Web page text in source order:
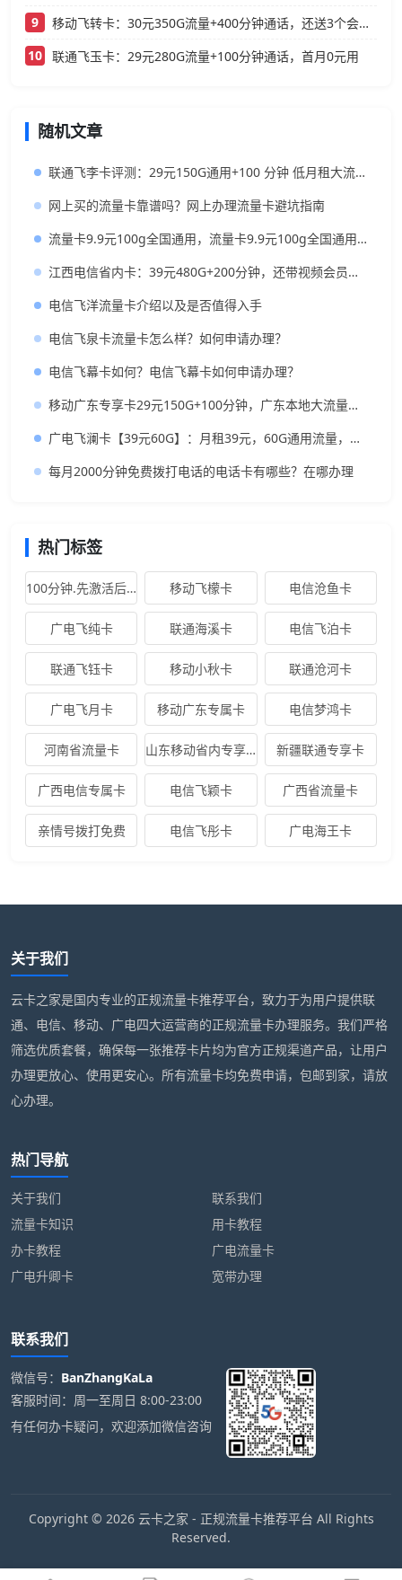
9
移动飞转卡：30元350G流量+400分钟通话，还送3个会员的低月租神卡
10 联通飞玉卡：29元280G流量+100分钟通话，首月0元用
随机文章
联通飞李卡评测：29元150G通用+100 分钟 低月租大流量卡办理指南
网上买的流量卡靠谱吗？网上办理流量卡避坑指南
流量卡9.9元100g全国通用，流量卡9.9元100g全国通用是真的吗？
江西电信省内卡：39元480G+200分钟，还带视频会员的大流量卡
电信飞洋流量卡介绍以及是否值得入手
电信飞泉卡流量卡怎么样？如何申请办理？
电信飞幕卡如何？电信飞幕卡如何申请办理？
移动广东专享卡29元150G+100分钟，广东本地大流量卡推荐
广电飞澜卡【39元60G】：月租39元，60G通用流量，首月免费真香！
每月2000分钟免费拨打电话的电话卡有哪些？在哪办理
热门标签
100分钟.先激活后发卡 移动飞檬卡 电信沧鱼卡
广电飞纯卡 联通海溪卡 电信飞泊卡
联通飞钰卡 移动小秋卡 联通沧河卡
广电飞月卡 移动广东专属卡 电信梦鸿卡
河南省流量卡 山东移动省内专享卡 新疆联通专享卡
广西电信专属卡 电信飞颖卡 广西省流量卡
亲情号拨打免费 电信飞彤卡 广电海王卡
关于我们
云卡之家是国内专业的正规流量卡推荐平台，致力于为用户提供联
通、电信、移动、广电四大运营商的正规流量卡办理服务。我们严格
筛选优质套餐，确保每一张推荐卡片均为官方正规渠道产品，让用户
办理更放心、使用更安心。所有流量卡均免费申请，包邮到家，请放
心办理。
热门导航
关于我们
联系我们
流量卡知识
用卡教程
办卡教程
广电流量卡
广电升卿卡
宽带办理
联系我们
微信号： BanZhangKaLa
客服时间：周一至周日 8:00-23:00
有任何办卡疑问，欢迎添加微信咨询
Copyright © 2026 云卡之家 - 正规流量卡推荐平台 All Rights
Reserved.